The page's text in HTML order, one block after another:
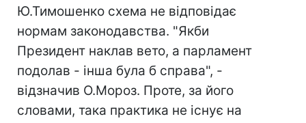
Ю.Тимошенко схема не відповідає
нормам законодавства. "Якби
Президент наклав вето, а парламент
подолав - інша була б справа", -
відзначив О.Мороз. Проте, за його
словами, така практика не існує на